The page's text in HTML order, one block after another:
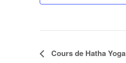
Navigation
Cours de Hatha Yoga